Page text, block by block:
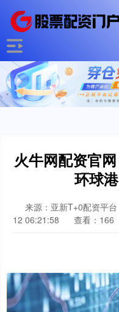
火牛网配资官
环球
来源：亚新T+0配资平台
12 06:21:58
查看：166